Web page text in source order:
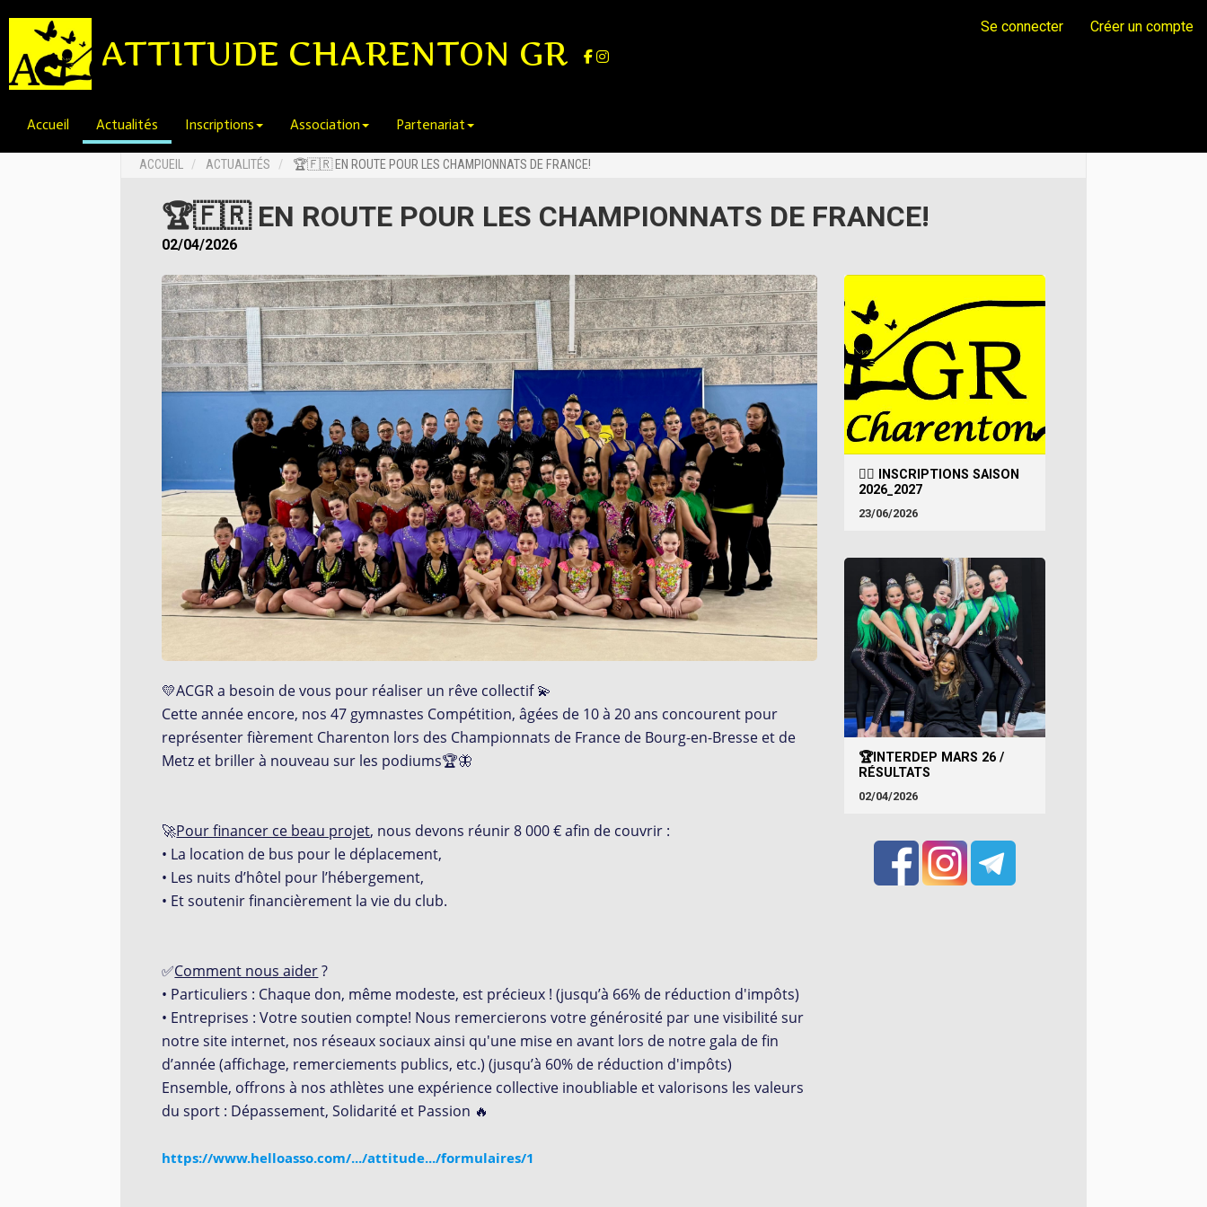
ATTITUDE CHARENTON GR
Se connecter Créer un compte
Accueil Actualités Inscriptions Association Partenariat
ACCUEIL ACTUALITÉS 🏆🇫🇷 EN ROUTE POUR LES CHAMPIONNATS DE FRANCE!
🏆🇫🇷 EN ROUTE POUR LES CHAMPIONNATS DE FRANCE!
02/04/2026
💛ACGR a besoin de vous pour réaliser un rêve collectif💫
Cette année encore, nos 47 gymnastes Compétition, âgées de 10 à 20 ans concourent pour
représenter fièrement Charenton lors des Championnats de France de Bourg-en-Bresse et de
Metz et briller à nouveau sur les podiums🏆🦋
🚀Pour financer ce beau projet, nous devons réunir 8 000 € afin de couvrir :
•⁠ ⁠La location de bus pour le déplacement,
•⁠ ⁠Les nuits d’hôtel pour l’hébergement,
•⁠ ⁠Et soutenir financièrement la vie du club.
✅Comment nous aider?
•⁠ ⁠ Particuliers : Chaque don, même modeste, est précieux ! (jusqu’à 66% de réduction d'impôts)
•⁠ ⁠Entreprises : Votre soutien compte! Nous remercierons votre générosité par une visibilité sur
notre site internet, nos réseaux sociaux ainsi qu'une mise en avant lors de notre gala de fin
d’année (affichage, remerciements publics, etc.) (jusqu’à 60% de réduction d'impôts)
Ensemble, offrons à nos athlètes une expérience collective inoubliable et valorisons les valeurs
du sport : Dépassement, Solidarité et Passion 🔥
https://www.helloasso.com/.../attitude.../formulaires/1
🤸‍♀️ INSCRIPTIONS SAISON
2026_2027
23/06/2026
🏆INTERDEP MARS 26 /
RÉSULTATS
02/04/2026